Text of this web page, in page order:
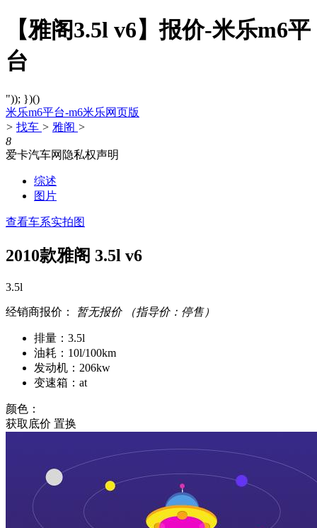
【雅阁3.5l v6】报价-米乐m6平
台
")); })()
米乐m6平台-m6米乐网页版
> 找车 > 雅阁 >
8
爱卡汽车网隐私权声明
综述
图片
查看车系实拍图
2010款雅阁 3.5l v6
3.5l
经销商报价： 暂无报价 （指导价：停售）
排量：3.5l
油耗：10l/100km
发动机：206kw
变速箱：at
颜色：
获取底价 置换